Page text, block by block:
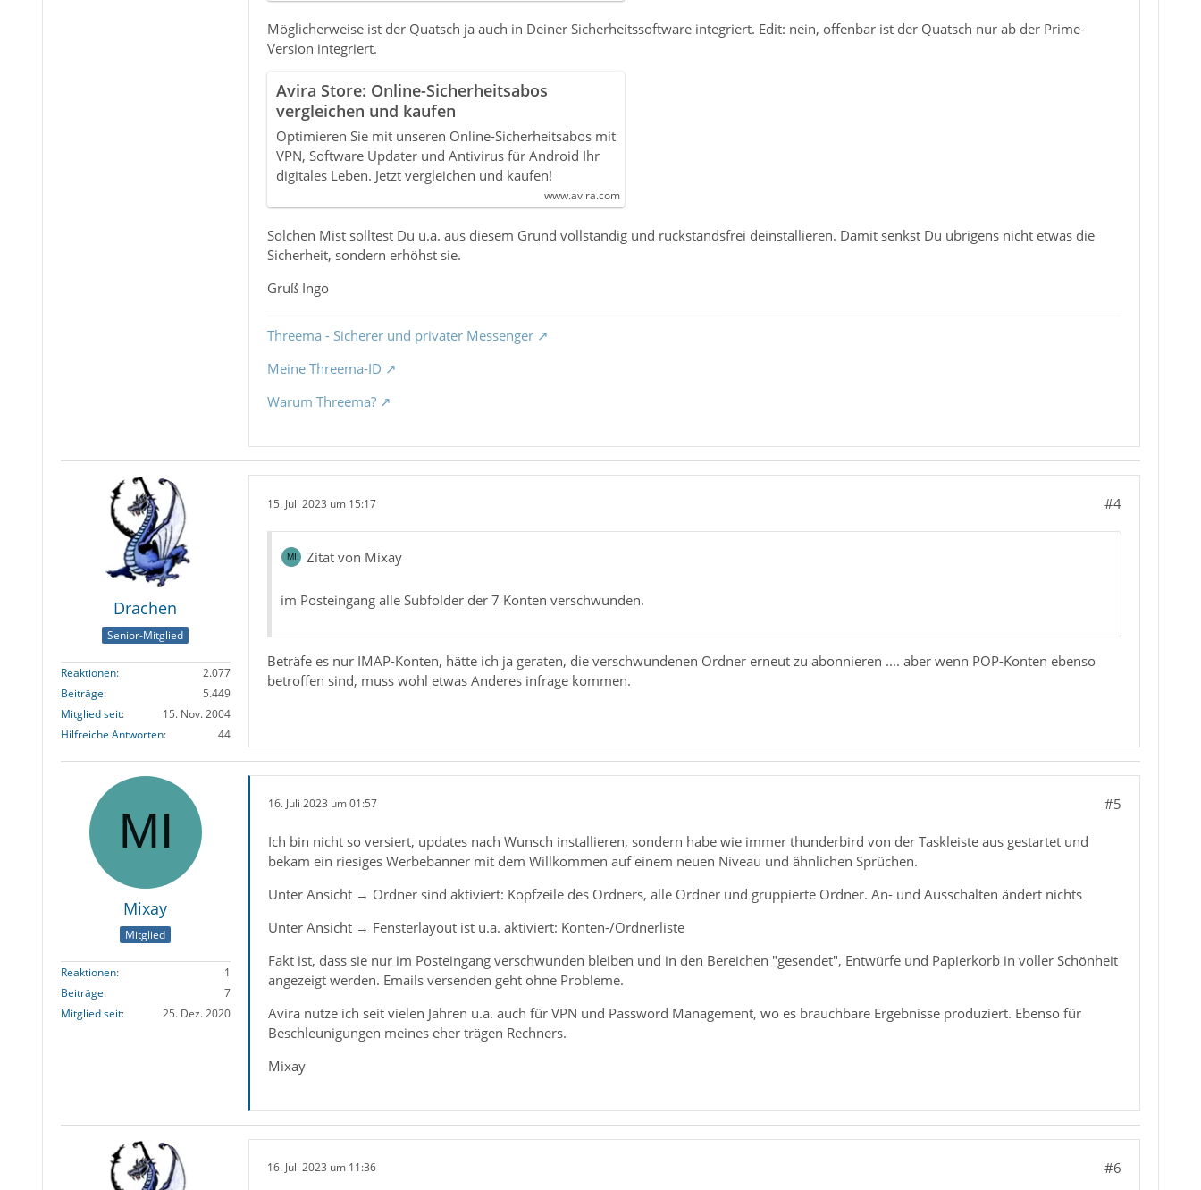
Möglicherweise ist der Quatsch ja auch in Deiner Sicherheitssoftware integriert. Edit: nein, offenbar ist der Quatsch nur ab der Prime-
Version integriert.
Avira Store: Online-Sicherheitsabos
vergleichen und kaufen
Optimieren Sie mit unseren Online-Sicherheitsabos mit
VPN, Software Updater und Antivirus für Android Ihr
digitales Leben. Jetzt vergleichen und kaufen!
www.avira.com
Solchen Mist solltest Du u.a. aus diesem Grund vollständig und rückstandsfrei deinstallieren. Damit senkst Du übrigens nicht etwas die
Sicherheit, sondern erhöhst sie.
Gruß Ingo
Threema - Sicherer und privater Messenger
Meine Threema-ID
Warum Threema?
Drachen
Senior-Mitglied
Reaktionen
2.077
Beiträge
5.449
Mitglied seit
15. Nov. 2004
Hilfreiche Antworten
44
15. Juli 2023 um 15:17 #4
Zitat von Mixay
im Posteingang alle Subfolder der 7 Konten verschwunden.
Beträfe es nur IMAP-Konten, hätte ich ja geraten, die verschwundenen Ordner erneut zu abonnieren .... aber wenn POP-Konten ebenso
betroffen sind, muss wohl etwas Anderes infrage kommen.
Mixay
Mitglied
Reaktionen
1
Beiträge
7
Mitglied seit
25. Dez. 2020
16. Juli 2023 um 01:57 #5
Ich bin nicht so versiert, updates nach Wunsch installieren, sondern habe wie immer thunderbird von der Taskleiste aus gestartet und
bekam ein riesiges Werbebanner mit dem Willkommen auf einem neuen Niveau und ähnlichen Sprüchen.
Unter Ansicht → Ordner sind aktiviert: Kopfzeile des Ordners, alle Ordner und gruppierte Ordner. An- und Ausschalten ändert nichts
Unter Ansicht → Fensterlayout ist u.a. aktiviert: Konten-/Ordnerliste
Fakt ist, dass sie nur im Posteingang verschwunden bleiben und in den Bereichen "gesendet", Entwürfe und Papierkorb in voller Schönheit
angezeigt werden. Emails versenden geht ohne Probleme.
Avira nutze ich seit vielen Jahren u.a. auch für VPN und Password Management, wo es brauchbare Ergebnisse produziert. Ebenso für
Beschleunigungen meines eher trägen Rechners.
Mixay
16. Juli 2023 um 11:36 #6